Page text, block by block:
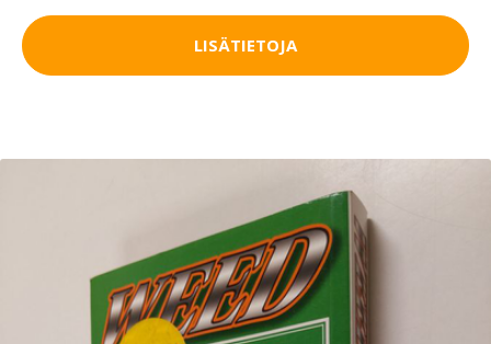
LISÄTIETOJA